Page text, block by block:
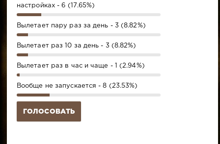
настройках - 6 (17.65%)
Вылетает пару раз за день - 3 (8.82%)
Вылетает раз 10 за день - 3 (8.82%)
Вылетает раз в час и чаще - 1 (2.94%)
Вообще не запускается - 8 (23.53%)
ГОЛОСОВАТЬ